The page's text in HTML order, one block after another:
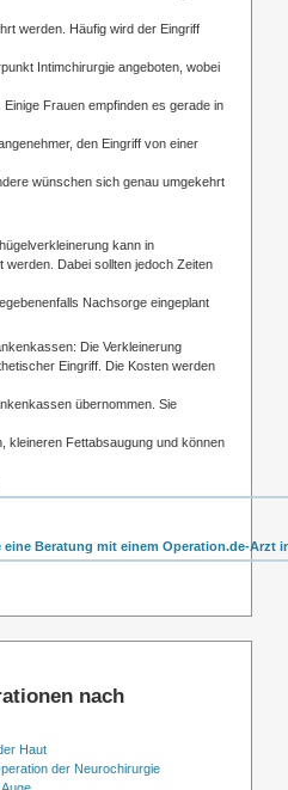
werden. Häufig wird der Eingriff
Intimchirurgie angeboten, wobei
Frauen empfinden es gerade in
den Eingriff von einer
wünschen sich genau umgekehrt
kann in
werden. Dabei sollten jedoch Zeiten
Nachsorge eingeplant
Die Verkleinerung
Eingriff. Die Kosten werden
übernommen. Sie
kleineren Fettabsaugung und können
eine Beratung mit einem Operation.de-Arzt
nach
Haut
der Neurochirurgie